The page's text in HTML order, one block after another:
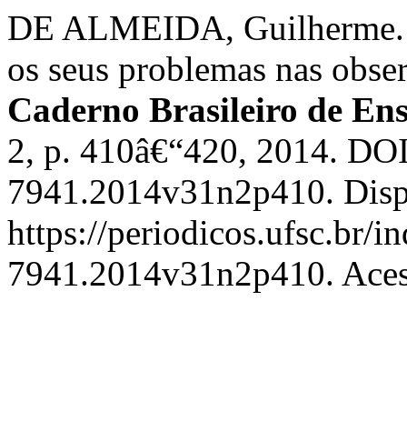
DE ALMEIDA,
os seus problemas nas
Caderno Brasileiro de
2, p. 410â€“420, 2014.
7941.2014v31n2p410.
https://periodicos.ufsc.br/
7941.2014v31n2p410.